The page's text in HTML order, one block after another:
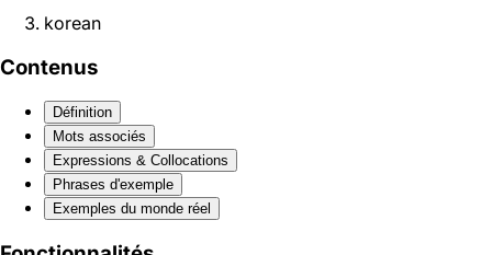
korean
Contenus
Définition
Mots associés
Expressions & Collocations
Phrases d'exemple
Exemples du monde réel